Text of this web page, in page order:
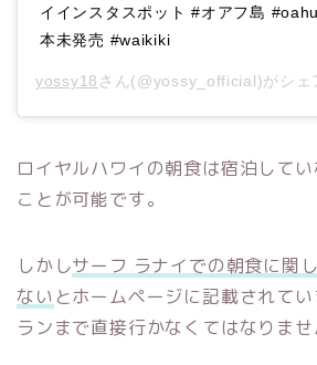
イインスタスポット #オアフ島
本未発売 #waikiki
yossy18 さん(@yossy_official)がシェ
ロイヤルハワイの朝食は宿泊して
ことが可能です。
しかしサーフ ラナイでの朝食に関
ない とホームページに記載されて
ランまで直接行かなくてはなりませ